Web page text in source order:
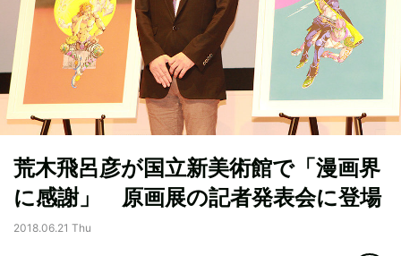
荒木飛呂彦が国立新美術館で「漫画界
に感謝」 原画展の記者発表会に登場
2018.06.21 Thu